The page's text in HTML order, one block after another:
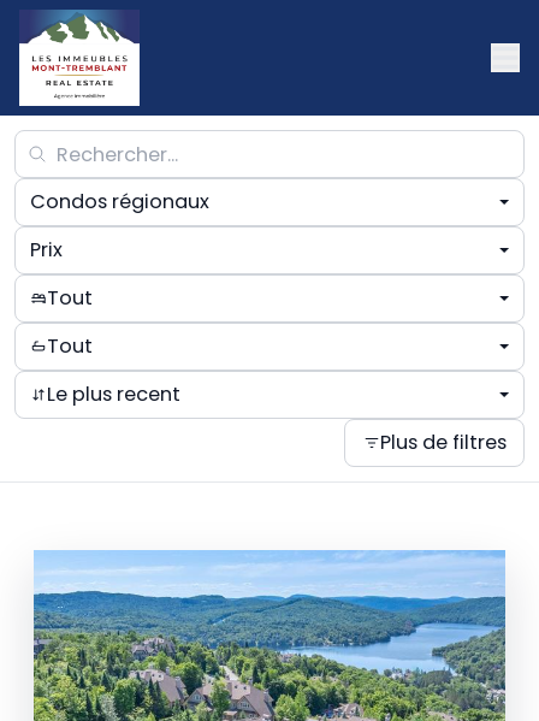
Condos régionaux
Prix
Tout
Tout
Le plus recent
Plus de filtres